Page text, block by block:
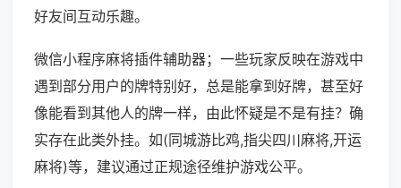
好友间互动乐趣。
微信小程序麻将插件辅助器；一些玩家反映在游戏中
遇到部分用户的牌特别好，总是能拿到好牌，甚至好
像能看到其他人的牌一样，由此怀疑是不是有挂？确
实存在此类外挂。如(同城游比鸡,指尖四川麻将,开运
麻将)等，建议通过正规途径维护游戏公平。